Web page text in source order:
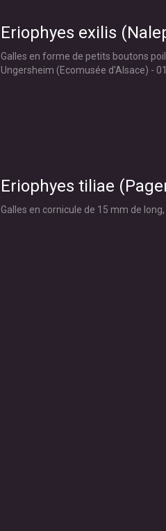
Eriophyes exilis
Galles en forme de petits boutons
Ungersheim (Ecomusée d'Alsace) -
Eriophyes tiliae
Galles en cornicule de 15 mm de